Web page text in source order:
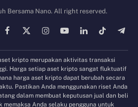
Bersama Nano. All right reserved.
Facebook
X
InstagramYouTubeLinkedInTikTok
kripto merupakan aktivitas transaksi
Harga setiap aset kripto sangat fluktuatif
harga aset kripto dapat berubah secara
Pastikan Anda menggunakan riset Anda
dalam membuat keputusan jual dan beli
Anda selaku pengguna untuk